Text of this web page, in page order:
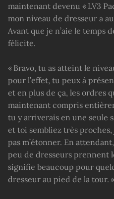
maintenant devenu « LV3
mon niveau de dresseur a
Avant que je n’aie le temps
félicite.
« Bravo, tu as atteint le
pour l’effet, tu peux à
et en plus de ça, les ordres
maintenant compris
tu y arriverais en une seule
et toi sembliez très
pas m’étonner. En
peu de dresseurs prennent
signifie beaucoup pour
dresseur au pied de la tour. »